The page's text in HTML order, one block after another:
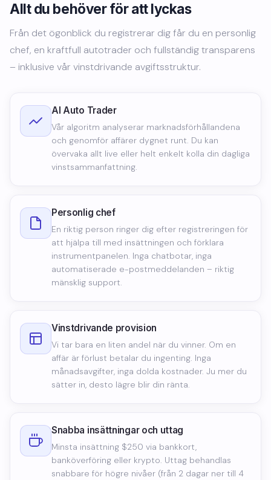
Allt du behöver för att lyckas
Från det ögonblick du registrerar dig får du en personlig
chef, en kraftfull autotrader och fullständig transparens
– inklusive vår vinstdrivande avgiftsstruktur.
AI Auto Trader
Vår algoritm analyserar marknadsförhållandena
och genomför affärer dygnet runt. Du kan
övervaka allt live eller helt enkelt kolla din dagliga
vinstsammanfattning.
Personlig chef
En riktig person ringer dig efter registreringen för
att hjälpa till med insättningen och förklara
instrumentpanelen. Inga chatbotar, inga
automatiserade e-postmeddelanden – riktig
mänsklig support.
Vinstdrivande provision
Vi tar bara en liten andel när du vinner. Om en
affär är förlust betalar du ingenting. Inga
månadsavgifter, inga dolda kostnader. Ju mer du
sätter in, desto lägre blir din ränta.
Snabba insättningar och uttag
Minsta insättning $250 via bankkort,
banköverföring eller krypto. Uttag behandlas
snabbare för högre nivåer (från 2 dagar ner till 4